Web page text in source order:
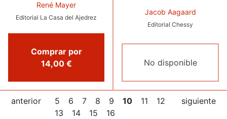
René Mayer
Editorial La Casa del Ajedrez
Comprar por
14,00 €
Jacob Aagaard
Editorial Chessy
No disponible
anterior 5 6 7 8 9 10 11
12
13
14 15 16
siguiente